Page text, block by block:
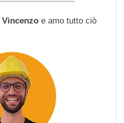
Vincenzo e amo tutto ciò